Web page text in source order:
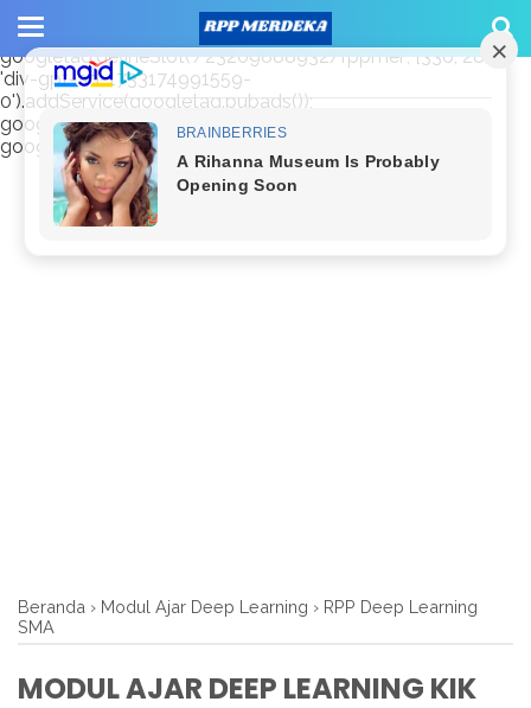
window.googletag = window.googletag || {cmd: []};
googletag.cmd.push(function() {
googletag.defineSlot('/23209888932/rppmer', [336, 280],
'div-gpt-ad-1733174991559-
0').addService(googletag.pubads());
googletag.pubads().enableSingleRequest();
googletag.enableServices(); });
Beranda › Modul Ajar Deep Learning › RPP Deep Learning
SMA
MODUL AJAR DEEP LEARNING KIK